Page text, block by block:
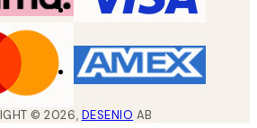
©2026, DESENIO AB